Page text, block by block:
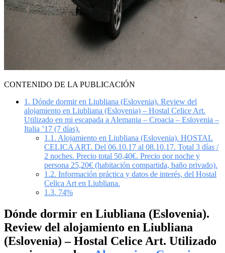
CONTENIDO DE LA PUBLICACIÓN
1. Dónde dormir en Liubliana (Eslovenia). Review del
alojamiento en Liubliana (Eslovenia) – Hostal Celice Art.
Utilizado en mi escapada a Alemania – Croacia – Eslovenia –
Italia ’17 (7 días).
1.1. Alojamiento en Liubliana (Eslovenia). HOSTAL
CELICA ART. Del 06.10.17 al 08.10.17. Total 3 días /
2 noches. Precio total 50,40€. Precio por noche y
persona 25,20€ (habitación compartida, baño privado).
1.2. Información práctica y datos de interés, del Hostal
Celica Art en Liubliana.
1.3. 74%
Dónde dormir en Liubliana (Eslovenia).
Review del alojamiento en Liubliana
(Eslovenia) – Hostal Celice Art. Utilizado